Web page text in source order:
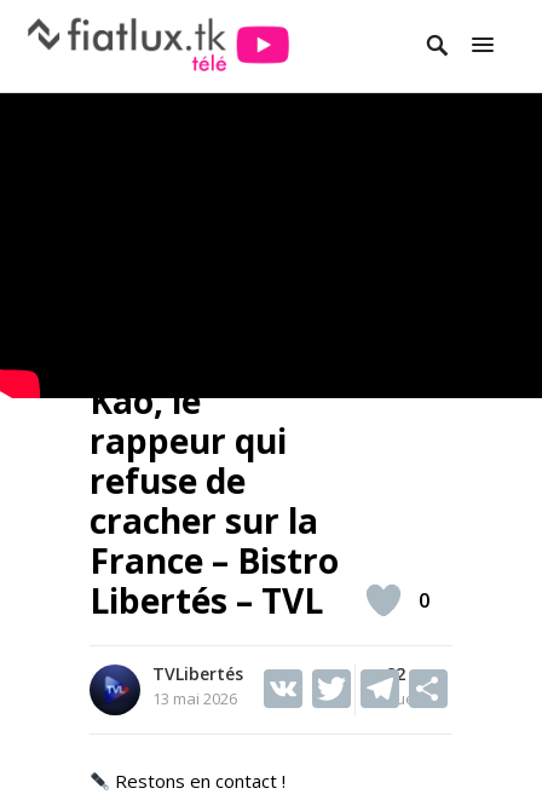
Kao, le
rappeur qui
refuse de
cracher sur la
France – Bistro
Libertés – TVL
TVLibertés
13 mai 2026
82
Vues
V T T
0
Restons en contact !